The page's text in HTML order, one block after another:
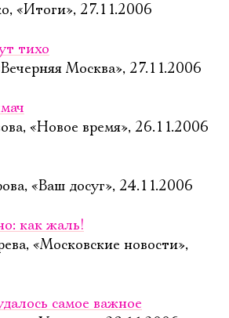
«Итоги», 27.11.2006
тихо
Москва», 27.11.2006
«Новое время», 26.11.2006
«Ваш досуг», 24.11.2006
как жаль!
«Московские новости»,
самое важное